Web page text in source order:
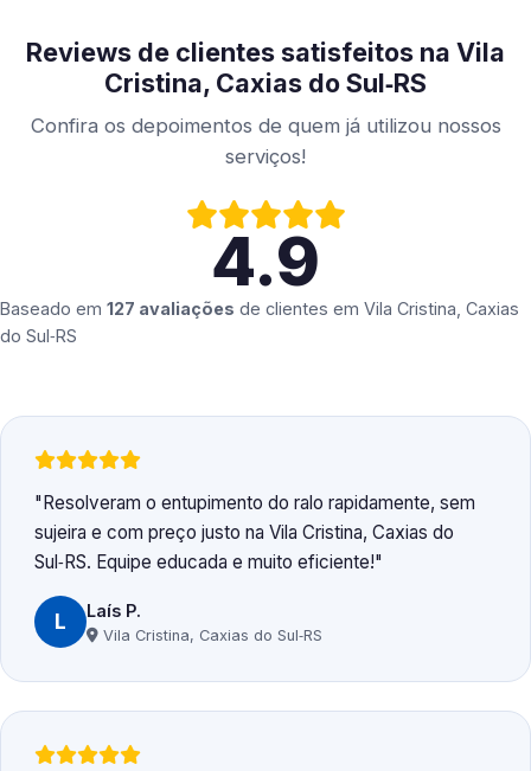
Reviews de clientes satisfeitos na Vila
Cristina, Caxias do Sul‑RS
Confira os depoimentos de quem já utilizou nossos
serviços!
4.9
Baseado em 127 avaliações de clientes em Vila Cristina, Caxias
do Sul‑RS
Resolveram o entupimento do ralo rapidamente, sem
sujeira e com preço justo na Vila Cristina, Caxias do
Sul‑RS. Equipe educada e muito eficiente!
L Laís P.
Vila Cristina, Caxias do Sul‑RS